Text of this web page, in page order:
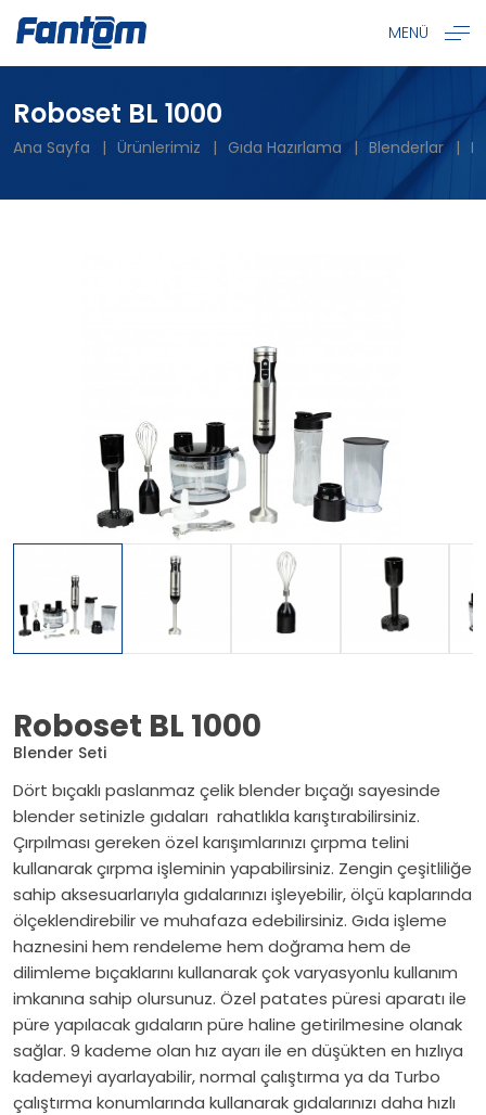
MENÜ
Roboset BL 1000
Ana Sayfa Ürünlerimiz Gıda Hazırlama Blenderlar
Roboset BL 1000
Blender Seti
Dört bıçaklı paslanmaz çelik blender bıçağı sayesinde
blender setinizle gıdaları rahatlıkla karıştırabilirsiniz.
Çırpılması gereken özel karışımlarınızı çırpma telini
kullanarak çırpma işleminin yapabilirsiniz. Zengin çeşitliliğe
sahip aksesuarlarıyla gıdalarınızı işleyebilir, ölçü kaplarında
ölçeklendirebilir ve muhafaza edebilirsiniz. Gıda işleme
haznesini hem rendeleme hem doğrama hem de
dilimleme bıçaklarını kullanarak çok varyasyonlu kullanım
imkanına sahip olursunuz. Özel patates püresi aparatı ile
püre yapılacak gıdaların püre haline getirilmesine olanak
sağlar. 9 kademe olan hız ayarı ile en düşükten en hızlıya
kademeyi ayarlayabilir, normal çalıştırma ya da Turbo
çalıştırma konumlarında kullanarak gıdalarınızı daha hızlı